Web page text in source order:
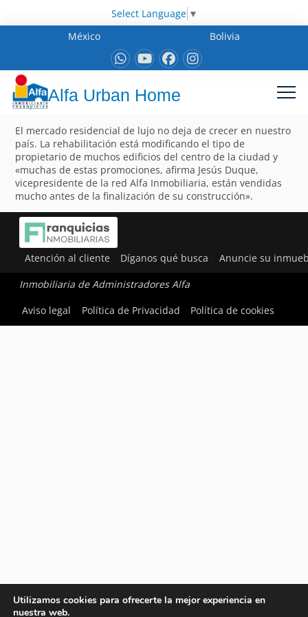
Select Language ▼
México
Bolivia
Alfa Urban Home
El mercado residencial de lujo no deja de crecer en nuestro
país. La rehabilitación está modificando el tipo de
propietario de muchos edificios del centro de la ciudad y
«muchas de estas promociones, afirma Jesús Duque,
vicepresidente de la red Alfa Inmobiliaria, están vendidas
mucho antes de la finalización de su construcción».
Atención al cliente Díganos qué busca Anuncie su
Inmobiliaria de Administradores Alfa
Aviso legal
Política de Privacidad Política de cookies
Utilizamos cookies para ofrecerte la mejor experiencia en
nuestra web.